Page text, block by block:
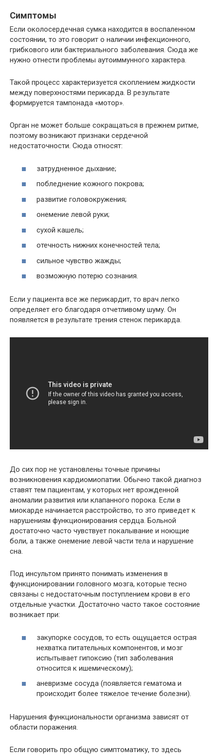
Симптомы
Если околосердечная сумка находится в воспаленном
состоянии, то это говорит о наличии инфекционного,
грибкового или бактериального заболевания. Сюда же
нужно отнести проблемы аутоиммунного характера.
Такой процесс характеризуется скоплением жидкости
между поверхностями перикарда. В результате
формируется тампонада «мотор».
Орган не может больше сокращаться в прежнем ритме,
поэтому возникают признаки сердечной
недостаточности. Сюда относят:
затрудненное дыхание;
побледнение кожного покрова;
развитие головокружения;
онемение левой руки;
сухой кашель;
отечность нижних конечностей тела;
сильное чувство жажды;
возможную потерю сознания.
Если у пациента все же перикардит, то врач легко
определяет его благодаря отчетливому шуму. Он
появляется в результате трения стенок перикарда.
До сих пор не установлены точные причины
возникновения кардиомиопатии. Обычно такой диагноз
ставят тем пациентам, у которых нет врожденной
аномалии развития или клапанного порока. Если в
миокарде начинается расстройство, то это приведет к
нарушениям функционирования сердца. Больной
достаточно часто чувствует покалывание и ноющие
боли, а также онемение левой части тела и нарушение
сна.
Под инсультом принято понимать изменения в
функционировании головного мозга, которые тесно
связаны с недостаточным поступлением крови в его
отдельные участки. Достаточно часто такое состояние
возникает при:
закупорке сосудов, то есть ощущается острая
нехватка питательных компонентов, и мозг
испытывает гипоксию (тип заболевания
относится к ишемическому);
аневризме сосуда (появляется гематома и
происходит более тяжелое течение болезни).
Нарушения функциональности организма зависят от
области поражения.
Если говорить про общую симптоматику, то здесь